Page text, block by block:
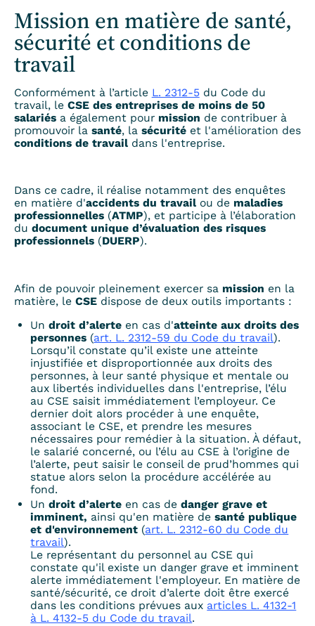
Mission en matière de santé,
sécurité et conditions de
travail
Conformément à l’article L. 2312-5du Code du
travail, le CSE des entreprises de moins de 50
salariés a également pour mission de contribuer à
promouvoir la santé, la sécurité et l'amélioration des
conditions de travaildans l'entreprise.
Dans ce cadre, il réalise notamment des enquêtes
en matière d'accidents du travailou de maladies
professionnelles(ATMP), et participe à l’élaboration
du document unique d’évaluation des risques
professionnels(DUERP).
Afin de pouvoir pleinement exercer sa mission en la
matière, le CSE dispose de deux outils importants :
Undroit d’alerte en cas d'atteinte aux droits des
personnes (art. L. 2312-59 du Code du travail).
Lorsqu’il constate qu’il existe une atteinte
injustifiée et disproportionnée aux droits des
personnes, à leur santé physique et mentale ou
aux libertés individuelles dans l'entreprise, l’élu
au CSE saisit immédiatement l’employeur. Ce
dernier doit alors procéder à une enquête,
associant le CSE, et prendre les mesures
nécessaires pour remédier à la situation. À défaut,
le salarié concerné, ou l’élu au CSE à l’origine de
l’alerte, peut saisir le conseil de prud’hommes qui
statue alors selon la procédure accélérée au
fond.
Undroit d’alerte en cas de danger grave et
imminent, ainsi qu'en matière desanté publique
et d'environnement (art. L. 2312-60 du Code du
travail).
Le représentant du personnel au CSE qui
constate qu'il existe un danger grave et imminent
alerte immédiatement l'employeur. En matière de
santé/sécurité, ce droit d’alerte doit être exercé
dans les conditions prévues aux articles L. 4132-1
à L. 4132-5 du Code du travail.